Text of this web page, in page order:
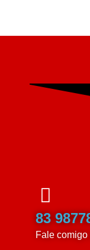
83
Fale